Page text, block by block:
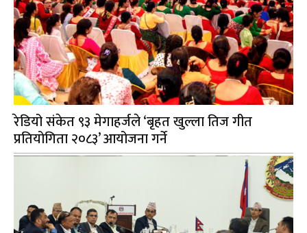
रेडियो संकेत ९३ मेगाहर्जले ‘बृहत खुल्ला तिज गीत
प्रतियोगिता २०८३’ आयोजना गर्ने